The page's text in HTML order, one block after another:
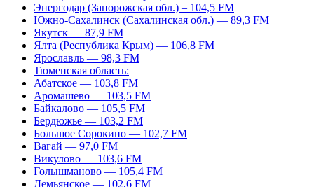
Энергодар (Запорожская обл.) – 104,5 FM
Южно-Сахалинск (Сахалинская обл.) — 89,3 FM
Якутск — 87,9 FM
Ялта (Республика Крым) — 106,8 FM
Ярославль — 98,3 FM
Тюменская область:
Абатское — 103,8 FM
Аромашево — 103,5 FM
Байкалово — 105,5 FM
Бердюжье — 103,2 FM
Большое Сорокино — 102,7 FM
Вагай — 97,0 FM
Викулово — 103,6 FM
Голышманово — 105,4 FM
Демьянское — 102,6 FM